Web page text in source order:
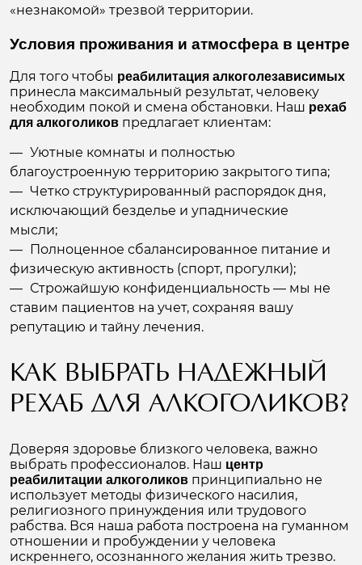
«незнакомой» трезвой территории.
Условия проживания и атмосфера в центре
Для того чтобы реабилитация алкоголезависимых
принесла максимальный результат, человеку
необходим покой и смена обстановки. Наш рехаб
для алкоголиков предлагает клиентам:
Уютные комнаты и полностью
благоустроенную территорию закрытого типа;
Четко структурированный распорядок дня,
исключающий безделье и упаднические
мысли;
Полноценное сбалансированное питание и
физическую активность (спорт, прогулки);
Строжайшую конфиденциальность — мы не
ставим пациентов на учет, сохраняя вашу
репутацию и тайну лечения.
КАК ВЫБРАТЬ НАДЕЖНЫЙ
РЕХАБ ДЛЯ АЛКОГОЛИКОВ?
Доверяя здоровье близкого человека, важно
выбрать профессионалов. Наш центр
реабилитации алкоголиков принципиально не
использует методы физического насилия,
религиозного принуждения или трудового
рабства. Вся наша работа построена на гуманном
отношении и пробуждении у человека
искреннего, осознанного желания жить трезво.